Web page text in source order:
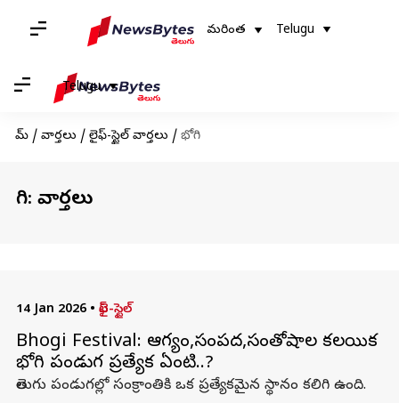
మరింత Telugu
Telugu
హోమ్ / వార్తలు / లైఫ్-స్టైల్ వార్తలు / భోగి
భోగి: వార్తలు
14 Jan 2026 • లైఫ్-స్టైల్
Bhogi Festival: ఆరోగ్యం,సంపద,సంతోషాల కలయిక
భోగి పండుగ ప్రత్యేక ఏంటి..?
తెలుగు పండుగల్లో సంక్రాంతికి ఒక ప్రత్యేకమైన స్థానం కలిగి ఉంది.